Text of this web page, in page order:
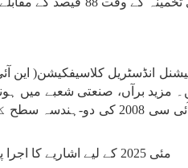
مزید برآں، صنعتی شعبے میں